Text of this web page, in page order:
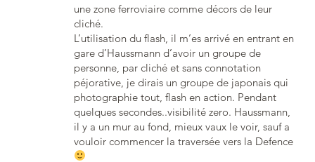
une zone ferroviaire comme décors de leur
cliché.
L’utilisation du flash, il m’es arrivé en entrant en
gare d’Haussmann d’avoir un groupe de
personne, par cliché et sans connotation
péjorative, je dirais un groupe de japonais qui
photographie tout, flash en action. Pendant
quelques secondes..visibilité zero. Haussmann,
il y a un mur au fond, mieux vaux le voir, sauf a
vouloir commencer la traversée vers la Defence